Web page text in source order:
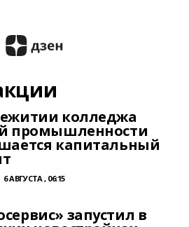
колледжа
промышленности
капитальный
6 АВГУСТА , 06:15
запустил в